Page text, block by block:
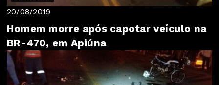
20/08/2019
Homem morre após capotar veículo na
BR-470, em Apiúna